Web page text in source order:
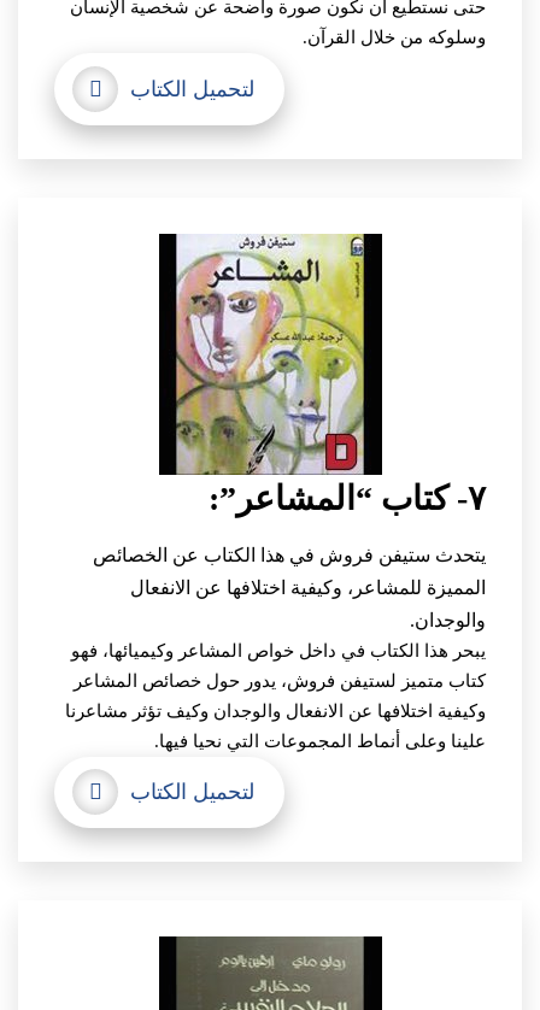
حتى نستطيع أن نكون صورة واضحة عن شخصية الإنسان
وسلوكه من خلال القرآن.
لتحميل الكتاب
٧- كتاب “المشاعر”:
يتحدث ستيفن فروش في هذا الكتاب عن الخصائص
المميزة للمشاعر، وكيفية اختلافها عن الانفعال
والوجدان.
يبحر هذا الكتاب في داخل خواص المشاعر وكيميائها، فهو
كتاب متميز لستيفن فروش، يدور حول خصائص المشاعر
وكيفية اختلافها عن الانفعال والوجدان وكيف تؤثر مشاعرنا
علينا وعلى أنماط المجموعات التي نحيا فيها.
لتحميل الكتاب